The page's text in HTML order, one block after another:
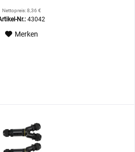
Nettopreis: 8,36 €
Nr.:43042
Merken